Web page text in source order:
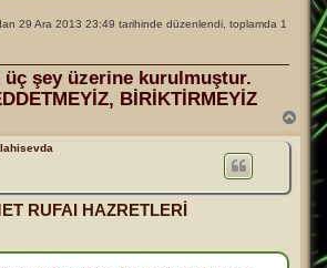
29 Ara 2013 23:49 tarihinde düzenlendi, toplamda 1
şey üzerine kurulmuştur.
BİRİKTİRMEYİZ
RUFAI HAZRETLERİ